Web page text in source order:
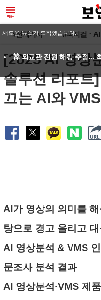
#전체기사 #피지컬ㆍAI
[2025 AI 영상
솔루션 리포트
끄는 AI와
AI가 영상의 의미를
탕으로 경고 울리고
AI 영상분석 & VMS
문조사 분석 결과
AI 영상분석·VMS 제
새로운 뉴스가 도착했습니다.
韓 외교관 전원 해킹 추정...